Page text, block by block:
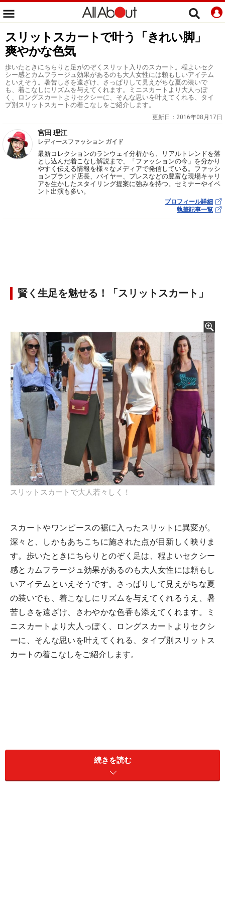
スリットスカートで叶う「きれい脚」
爽やかな色気
歩いたときにちらりと足がのぞくスリット入りのスカート。程よいセク
シー感とカムフラージュ効果があるのも大人女性には頼もしいアイテム
といえそう。暑苦しさを遠ざけ、さっぱりして見えがちな夏の装いで
も、着こなしにリズムを与えてくれます。ミニスカートより大人っぽ
く、ロングスカートよりセクシーに、そんな思いを叶えてくれる、タイ
プ別スリットスカートの着こなしをご紹介します。
更新日： 2016年08月17日
宮田 理江
レディースファッション ガイド
最新コレクションのランウェイ分析から、リアルトレンドを落
とし込んだ着こなし解説まで、「ファッションの今」を分かり
やすく伝える情報を様々なメディアで発信している。ファッシ
ョンブランド店長、バイヤー、プレスなどの豊富な現場キャリ
アを生かしたスタイリング提案に強みを持つ。セミナーやイベ
ント出演も多い。
プロフィール詳細
執筆記事一覧
賢く生足を魅せる！「スリットスカート」
スリットスカートで大人若々しく！
スカートやワンピースの裾に入ったスリットに異変が。
深々と、しかもあちこちに施された点が目新しく映りま
す。歩いたときにちらりとのぞく足は、程よいセクシー
感とカムフラージュ効果があるのも大人女性には頼もし
いアイテムといえそうです。さっぱりして見えがちな夏
の装いでも、着こなしにリズムを与えてくれるうえ、暑
苦しさを遠ざけ、さわやかな色香も添えてくれます。ミ
ニスカートより大人っぽく、ロングスカートよりセクシ
ーに、そんな思いを叶えてくれる、タイプ別スリットス
カートの着こなしをご紹介します。
続きを読む